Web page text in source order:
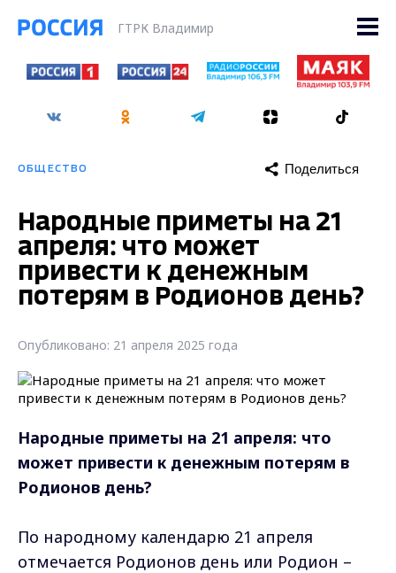
ГТРК Владимир
ОБЩЕСТВО Поделиться
Народные приметы на 21
апреля: что может
привести к денежным
потерям в Родионов день?
Опубликовано: 21 апреля 2025 года
Народные приметы на 21 апреля: что
может привести к денежным потерям в
Родионов день?
По народному календарю 21 апреля
отмечается Родионов день или Родион –